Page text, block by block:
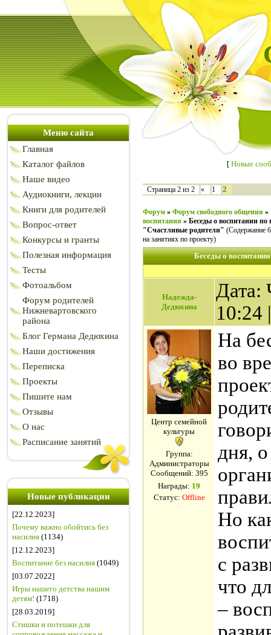
Меню сайта
Главная
Каталог файлов
Наше видео
Аудиокниги, лекции
Книги для родителей
Вопрос-ответ
Конкурсы и гранты
Полезная информация
Тесты
Фотоальбом
Форум родителей
Нижневартовского
района
Блог Германа Дедюхина
Наши достижения
Переписка
Проекты
Пишите нам
Отзывы
О нас
Расписание занятий
Новые публикации
[22.12.2023]
Почему важно обойтись без
насилия (1134)
[12.12.2023]
Воспитание без насилия (1049)
[03.07.2022]
Игры нашего детства нашим
детям! (1718)
[28.03.2019]
Стишки и потешки для
[ Новые
Страница 2 из 2 « 1 2
Форум » Форум свободного общения »
воспитания » Беседы о воспитании по
"Счастливые родители" (Содержание
на занятиях по проекту)
Беседы о
Надежда-
Дедюхина
Дата:
Центр семейной
культуры
Группа:
Администраторы
Сообщений: 395
Награды: 19
Статус: Offline
На
во
дня,
Но
с
что
–